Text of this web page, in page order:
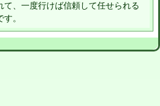
て、一度行けば信頼して任せられる
。